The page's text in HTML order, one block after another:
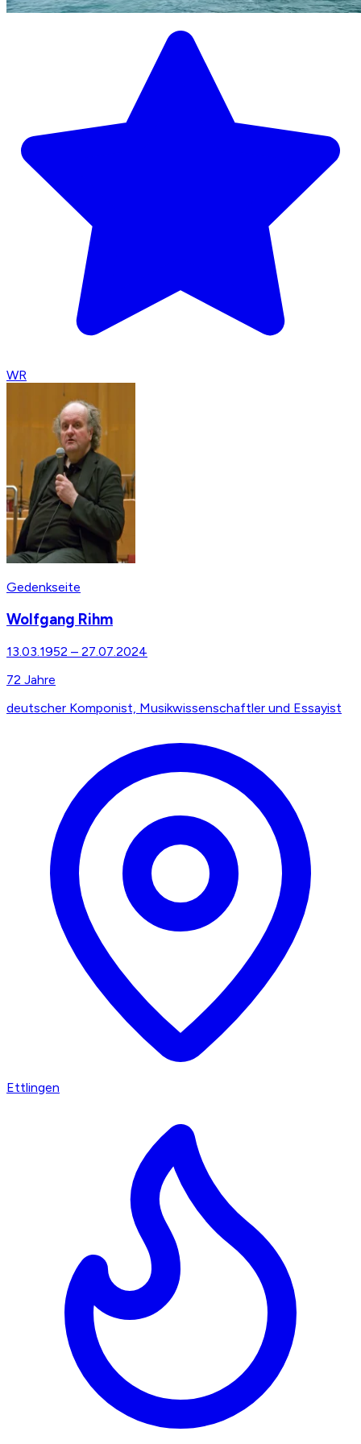
WR
Gedenkseite
Wolfgang Rihm
13.03.1952 – 27.07.2024
72 Jahre
deutscher Komponist, Musikwissenschaftler und Essayist
Ettlingen